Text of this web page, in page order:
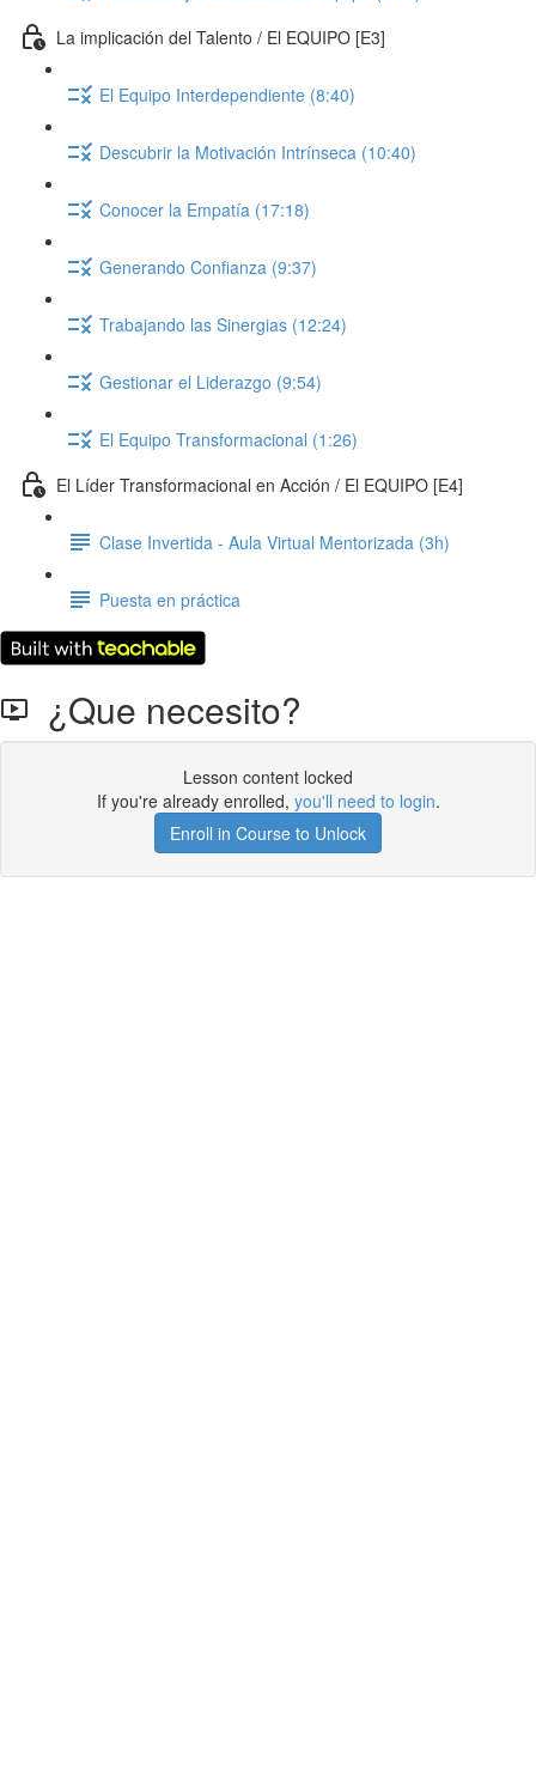
La implicación del Talento / El EQUIPO [E3]
El Equipo Interdependiente (8:40)
Descubrir la Motivación Intrínseca (10:40)
Conocer la Empatía (17:18)
Generando Confianza (9:37)
Trabajando las Sinergias (12:24)
Gestionar el Liderazgo (9:54)
El Equipo Transformacional (1:26)
El Líder Transformacional en Acción / El EQUIPO [E4]
Clase Invertida - Aula Virtual Mentorizada (3h)
Puesta en práctica
¿Que necesito?
Lesson content locked
If you're already enrolled, you'll need to login.
Enroll in Course to Unlock